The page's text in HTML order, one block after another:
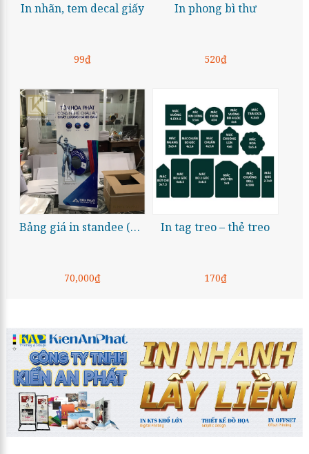
In nhãn, tem decal giấy
99₫
In phong bì thư
520₫
Bảng giá in standee (poster) 60×160 cm và 80×180 cm
70,000₫
In tag treo – thẻ treo
170₫